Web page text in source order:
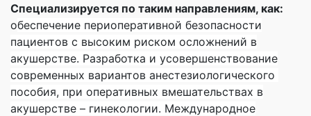
Специализируется по таким направлениям, как:
обеспечение периоперативной безопасности
пациентов с высоким риском осложнений в
акушерстве. Разработка и усовершенствование
современных вариантов анестезиологического
пособия, при оперативных вмешательствах в
акушерстве – гинекологии. Международное